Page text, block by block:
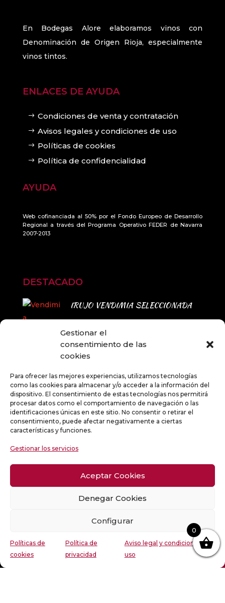
Gestionar el
consentimiento de las
cookies
Para ofrecer las mejores experiencias, utilizamos tecnologías
como las cookies para almacenar y/o acceder a la información del
dispositivo. El consentimiento de estas tecnologías nos permitirá
procesar datos como el comportamiento de navegación o las
identificaciones únicas en este sitio. No consentir o retirar el
consentimiento, puede afectar negativamente a ciertas
características y funciones.
Gestionar los servicios
Aceptar Cookies
Denegar Cookies
Configurar
Políticas de
cookies
Política de
privacidad
Aviso legal y condiciones de
uso
En Bodegas Alore elaboramos vinos con
Denominación de Origen Rioja, especialmente
vinos tintos.
ENLACES DE AYUDA
Condiciones de venta y contratación
Avisos legales y condiciones de uso
Políticas de cookies
Política de confidencialidad
AYUDA
Web cofinanciada al 50% por el Fondo Europeo de Desarrollo
Regional a través del Programa Operativo FEDER de Navarra
2007-2013
DESTACADO
IRUJO VENDIMIA SELECCIONADA
13,80€
precios:
desde
13,80€
hasta
producto
tiene
múltiples
variantes.
Las
opciones
elegir
producto
ESTUCHE 2 BOTELLAS: VIÑA
LOMBAS, GARNACHA
PLAN DE SOSTENIBILIDAD
0